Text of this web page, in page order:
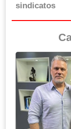
sindicatos